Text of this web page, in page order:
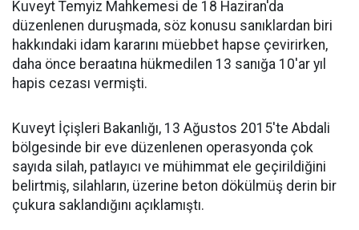
Kuveyt Temyiz Mahkemesi de 18 Haziran'da
düzenlenen duruşmada, söz konusu sanıklardan biri
hakkındaki idam kararını müebbet hapse çevirirken,
daha önce beraatına hükmedilen 13 sanığa 10'ar yıl
hapis cezası vermişti.
Kuveyt İçişleri Bakanlığı, 13 Ağustos 2015'te Abdali
bölgesinde bir eve düzenlenen operasyonda çok
sayıda silah, patlayıcı ve mühimmat ele geçirildiğini
belirtmiş, silahların, üzerine beton dökülmüş derin bir
çukura saklandığını açıklamıştı.